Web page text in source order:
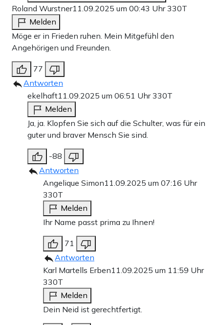
Roland Wurstner11.09.2025 um 00:43 Uhr330T
Melden
Möge er in Frieden ruhen. Mein Mitgefühl den
Angehörigen und Freunden.
77
Antworten
ekelhaft11.09.2025 um 06:51 Uhr330T
Melden
Ja, ja. Klopfen Sie sich auf die Schulter, was für ein
guter und braver Mensch Sie sind.
-88
Antworten
Angelique Simon11.09.2025 um 07:16 Uhr
330T
Melden
Ihr Name passt prima zu Ihnen!
71
Antworten
Karl Martells Erben11.09.2025 um 11:59 Uhr
330T
Melden
Dein Neid ist gerechtfertigt.